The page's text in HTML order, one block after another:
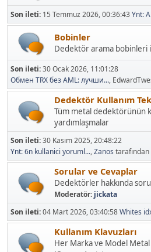
Son ileti:15 Temmuz 2026, 00:36:43Ynt:
Bobinler
Dedektör arama bobinleri
Son ileti:30 Ocak 2026, 11:01:28
Обмен TRX без AML: лучши...,
Dedektör Kullanım
Tüm metal dedektörünün
yardımlaşmalar
Son ileti:30 Kasım 2025, 20:48:22
Ynt: 6n kullanici yoruml...,Zanostarafından
Sorular ve Cevaplar
Dedektörler hakkında
Moderatör:jickata
Son ileti:04 Mart 2026, 03:40:58Whites
Kullanım Klavuzları
Her Marka ve Model Metal
Klavuzu Arşivi